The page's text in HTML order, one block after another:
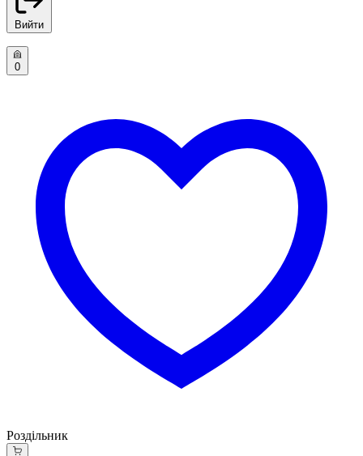
Вийти
0
Роздільник